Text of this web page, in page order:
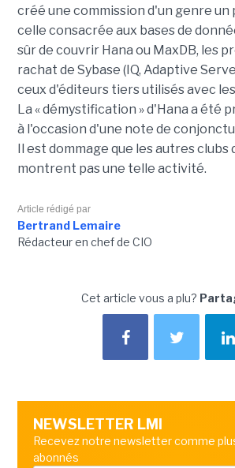
créé une commission d'un genre un
celle consacrée aux bases de
sûr de couvrir Hana ou MaxDB, les
rachat de Sybase (IQ, Adaptive
ceux d'éditeurs tiers utilisés avec
La « démystification » d'Hana a été
à l'occasion d'une note de
Il est dommage que les autres
montrent pas une telle activité.
Article rédigé par
Bertrand Lemaire
Rédacteur en chef de CIO
Cet article vous a plu?
NEWSLETTER LMI
Recevez notre newsletter comme
abonnés